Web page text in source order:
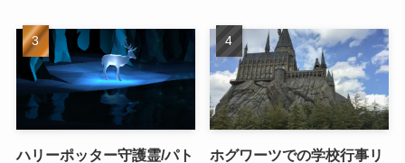
ハリーポッター守護霊/パト
ホグワーツでの学校行事リ